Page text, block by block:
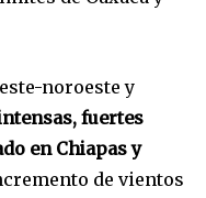
noroeste y
fuertes
en Chiapas y
de vientos